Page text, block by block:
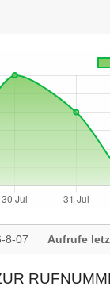
8-07 Aufrufe